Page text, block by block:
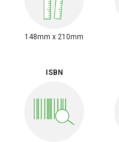
148mm x 210mm
ISBN